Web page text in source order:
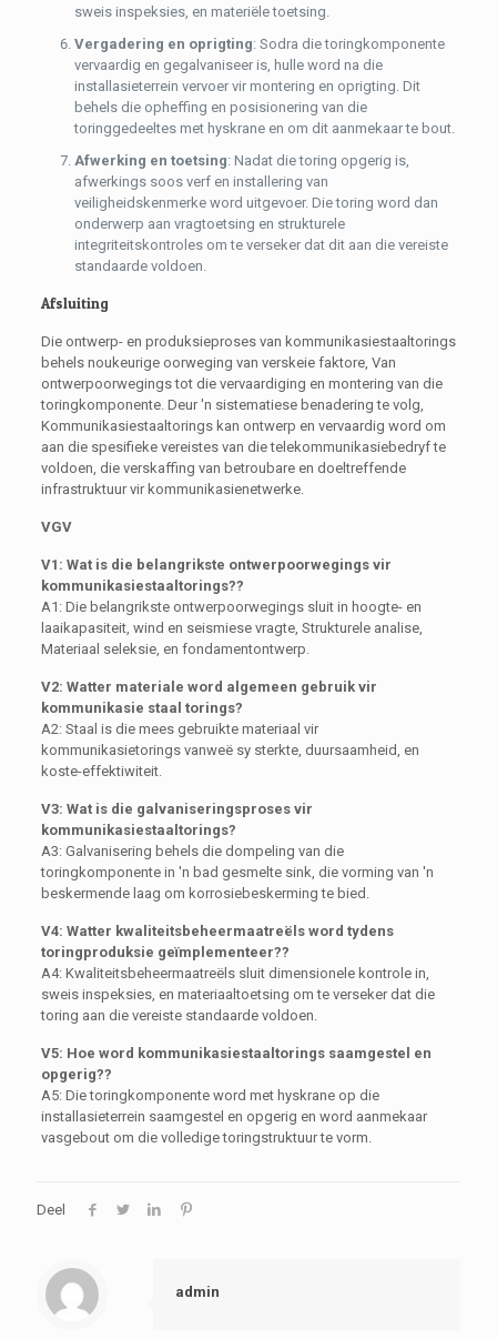
sweis inspeksies, en materiële toetsing.
Vergadering en oprigting: Sodra die toringkomponente
vervaardig en gegalvaniseer is, hulle word na die
installasieterrein vervoer vir montering en oprigting. Dit
behels die opheffing en posisionering van die
toringgedeeltes met hyskrane en om dit aanmekaar te bout.
Afwerking en toetsing: Nadat die toring opgerig is,
afwerkings soos verf en installering van
veiligheidskenmerke word uitgevoer. Die toring word dan
onderwerp aan vragtoetsing en strukturele
integriteitskontroles om te verseker dat dit aan die vereiste
standaarde voldoen.
Afsluiting
Die ontwerp- en produksieproses van kommunikasiestaaltorings
behels noukeurige oorweging van verskeie faktore, Van
ontwerpoorwegings tot die vervaardiging en montering van die
toringkomponente. Deur 'n sistematiese benadering te volg,
Kommunikasiestaaltorings kan ontwerp en vervaardig word om
aan die spesifieke vereistes van die telekommunikasiebedryf te
voldoen, die verskaffing van betroubare en doeltreffende
infrastruktuur vir kommunikasienetwerke.
VGV
V1: Wat is die belangrikste ontwerpoorwegings vir
kommunikasiestaaltorings??
A1: Die belangrikste ontwerpoorwegings sluit in hoogte- en
laaikapasiteit, wind en seismiese vragte, Strukturele analise,
Materiaal seleksie, en fondamentontwerp.
V2: Watter materiale word algemeen gebruik vir
kommunikasie staal torings?
A2: Staal is die mees gebruikte materiaal vir
kommunikasietorings vanweë sy sterkte, duursaamheid, en
koste-effektiwiteit.
V3: Wat is die galvaniseringsproses vir
kommunikasiestaaltorings?
A3: Galvanisering behels die dompeling van die
toringkomponente in 'n bad gesmelte sink, die vorming van 'n
beskermende laag om korrosiebeskerming te bied.
V4: Watter kwaliteitsbeheermaatreëls word tydens
toringproduksie geïmplementeer??
A4: Kwaliteitsbeheermaatreëls sluit dimensionele kontrole in,
sweis inspeksies, en materiaaltoetsing om te verseker dat die
toring aan die vereiste standaarde voldoen.
V5: Hoe word kommunikasiestaaltorings saamgestel en
opgerig??
A5: Die toringkomponente word met hyskrane op die
installasieterrein saamgestel en opgerig en word aanmekaar
vasgebout om die volledige toringstruktuur te vorm.
Deel
admin